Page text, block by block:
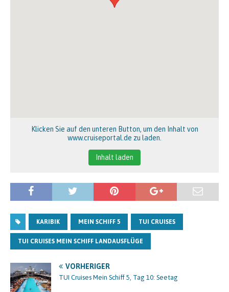
Klicken Sie auf den unteren Button, um den Inhalt von
www.cruiseportal.de zu laden.
Inhalt laden
KARIBIK MEIN SCHIFF 5 TUI CRUISES
TUI CRUISES MEIN SCHIFF LANDAUSFLÜGE
VORHERIGER
TUI Cruises Mein Schiff 5, Tag 10: Seetag